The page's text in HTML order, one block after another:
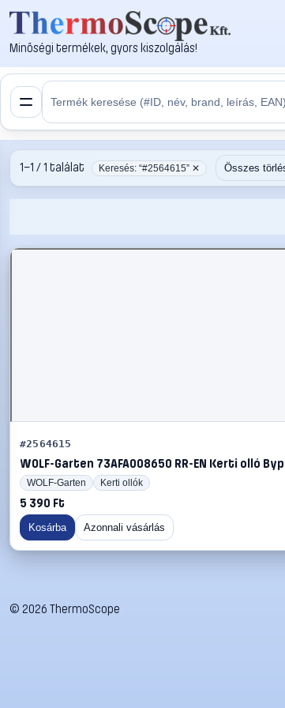
Minőségi termékek, gyors kiszolgálás!
1–1 / 1 találat Keresés: “#2564615” ✕ Összes
#2564615
WOLF-Garten 73AFA008650 RR-EN Kerti olló
WOLF-Garten Kerti ollók
5 390 Ft
Kosárba Azonnali vásárlás
© 2026 ThermoScope